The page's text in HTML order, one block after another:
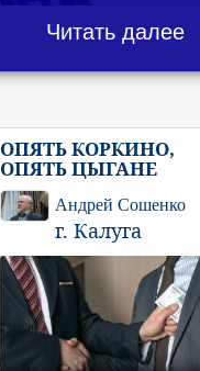
Читать далее
ОПЯТЬ КОРКИНО,
ОПЯТЬ ЦЫГАНЕ
Андрей Сошенко
г. Калуга